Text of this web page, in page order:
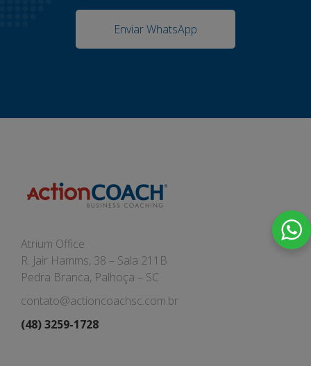
Enviar WhatsApp
Atrium Office
R. Jair Hamms, 38 – Sala 211B
Pedra Branca, Palhoça – SC
contato@actioncoachsc.com.br
(48) 3259-1728